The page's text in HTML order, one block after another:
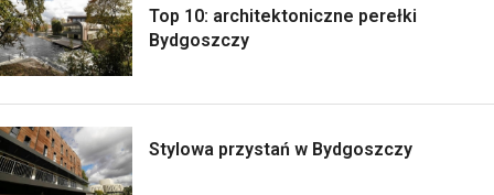
Top 10: architektoniczne perełki
Bydgoszczy
Stylowa przystań w Bydgoszczy